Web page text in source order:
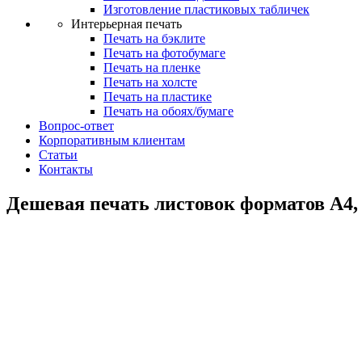
Изготовление пластиковых табличек
Интерьерная печать
Печать на бэклите
Печать на фотобумаге
Печать на пленке
Печать на холсте
Печать на пластике
Печать на обоях/бумаге
Вопрос-ответ
Корпоративным клиентам
Статьи
Контакты
Дешевая печать листовок форматов